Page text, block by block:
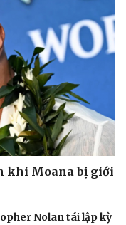
khi Moana bị giới
Nolan tái lập kỳ